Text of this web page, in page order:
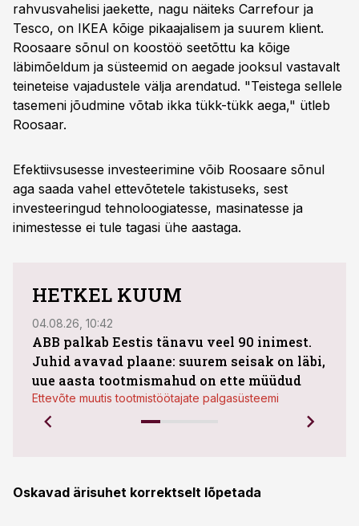
rahvusvahelisi jaekette, nagu näiteks Carrefour ja
Tesco, on IKEA kõige pikaajalisem ja suurem klient.
Roosaare sõnul on koostöö seetõttu ka kõige
läbimõeldum ja süsteemid on aegade jooksul vastavalt
teineteise vajadustele välja arendatud. "Teistega sellele
tasemeni jõudmine võtab ikka tükk-tükk aega," ütleb
Roosaar.
Efektiivsusesse investeerimine võib Roosaare sõnul
aga saada vahel ettevõtetele takistuseks, sest
investeeringud tehnoloogiatesse, masinatesse ja
inimestesse ei tule tagasi ühe aastaga.
HETKEL KUUM
04.08.26, 10:42
ABB palkab Eestis tänavu veel 90 inimest.
Juhid avavad plaane: suurem seisak on läbi,
uue aasta tootmismahud on ette müüdud
Ettevõte muutis tootmistöötajate palgasüsteemi
Oskavad ärisuhet korrektselt lõpetada